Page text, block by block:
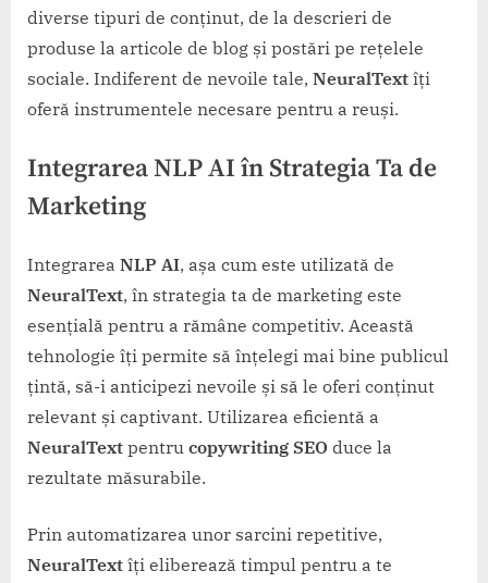
diverse tipuri de conținut, de la descrieri de
produse la articole de blog și postări pe rețelele
sociale. Indiferent de nevoile tale, NeuralText îți
oferă instrumentele necesare pentru a reuși.
Integrarea NLP AI în Strategia Ta de
Marketing
Integrarea NLP AI, așa cum este utilizată de
NeuralText, în strategia ta de marketing este
esențială pentru a rămâne competitiv. Această
tehnologie îți permite să înțelegi mai bine publicul
țintă, să-i anticipezi nevoile și să le oferi conținut
relevant și captivant. Utilizarea eficientă a
NeuralText pentru copywriting SEO duce la
rezultate măsurabile.
Prin automatizarea unor sarcini repetitive,
NeuralText îți eliberează timpul pentru a te